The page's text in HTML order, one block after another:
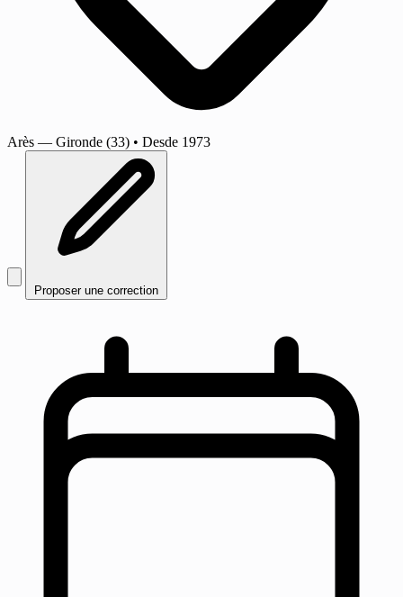
Arès — Gironde (33) • Desde 1973
Proposer une correction